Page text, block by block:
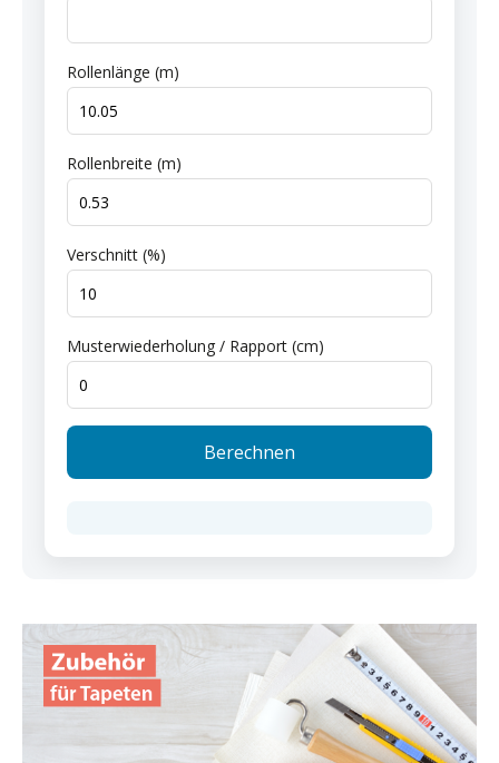
Rollenlänge (m)
Rollenbreite (m)
Verschnitt (%)
Musterwiederholung / Rapport (cm)
Berechnen